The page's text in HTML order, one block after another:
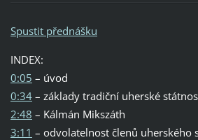
Spustit přednášku
INDEX:
0:05 – úvod
0:34– základy tradiční uherské
2:48 – Kálmán Mikszáth
3:11 – odvolatelnost členů uherského